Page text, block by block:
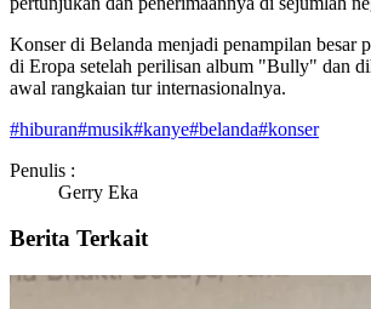
Konser di Belanda menjadi penampilan besar
di Eropa setelah perilisan album "Bully" dan
awal rangkaian tur internasionalnya.
#hiburan#musik#kanye#belanda#konser
Penulis :
Gerry Eka
Berita Terkait